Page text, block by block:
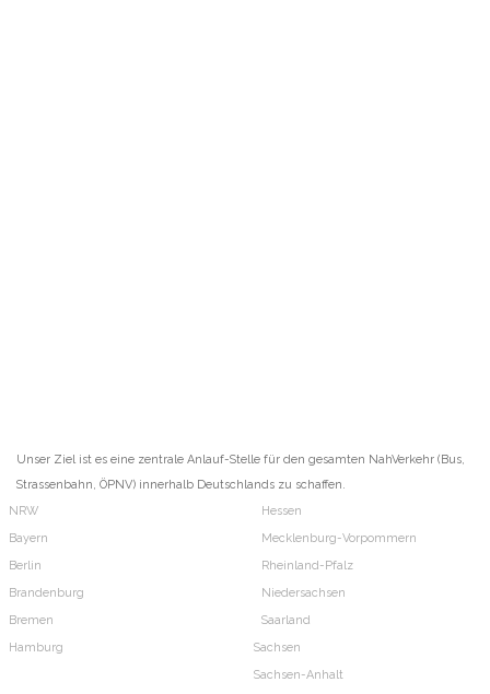
Unser Ziel ist es eine zentrale Anlauf-Stelle für den gesamten NahVerkehr (Bus,
Strassenbahn, ÖPNV) innerhalb Deutschlands zu schaffen.
NRW
Bayern
Berlin
Brandenburg
Bremen
Hamburg
Hessen
Mecklenburg-Vorpommern
Rheinland-Pfalz
Niedersachsen
Saarland
Sachsen
Sachsen-Anhalt